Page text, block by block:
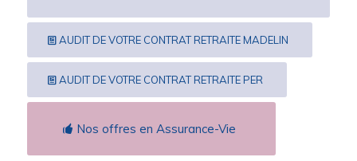
AUDIT DE VOTRE CONTRAT RETRAITE MADELIN
AUDIT DE VOTRE CONTRAT RETRAITE PER
Nos offres en Assurance-Vie